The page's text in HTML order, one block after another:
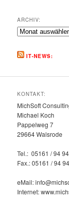
ARCHIV:
Archiv:
IT-NEWS:
KONTAKT:
MichSoft
Michael Koch
Pappelweg 7
29664 Walsrode
Tel.: 05161 / 94
Fax.: 05161 / 94
eMail:
Internet: